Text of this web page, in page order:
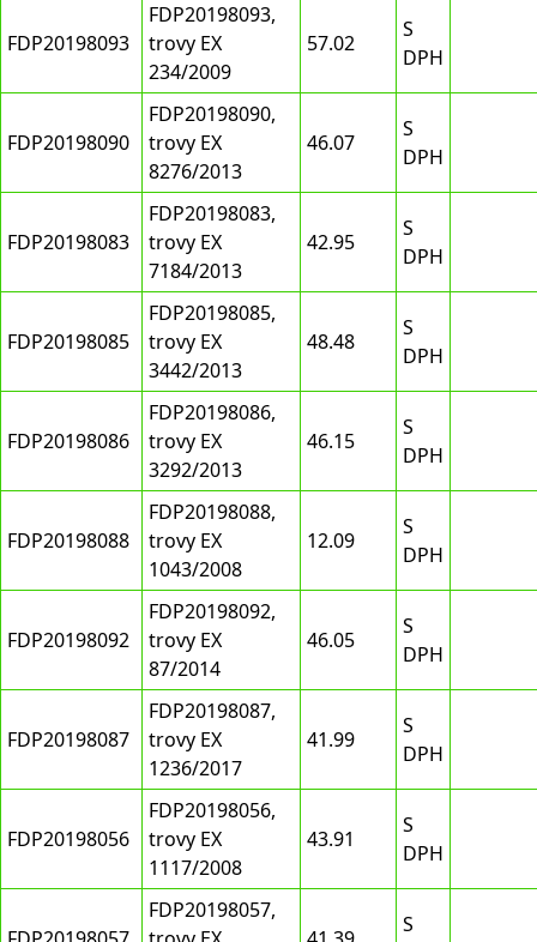
FDP20198093
FDP20198093,
trovy EX
234/2009
57.02
S
DPH
FDP20198090
FDP20198090,
trovy EX
8276/2013
46.07
S
DPH
FDP20198083
FDP20198083,
trovy EX
7184/2013
42.95
S
DPH
FDP20198085
FDP20198085,
trovy EX
3442/2013
48.48
S
DPH
FDP20198086
FDP20198086,
trovy EX
3292/2013
46.15
S
DPH
FDP20198088
FDP20198088,
trovy EX
1043/2008
12.09
S
DPH
FDP20198092
FDP20198092,
trovy EX
87/2014
46.05
S
DPH
FDP20198087
FDP20198087,
trovy EX
1236/2017
41.99
S
DPH
FDP20198056
FDP20198056,
trovy EX
1117/2008
43.91
S
DPH
FDP20198057,
S